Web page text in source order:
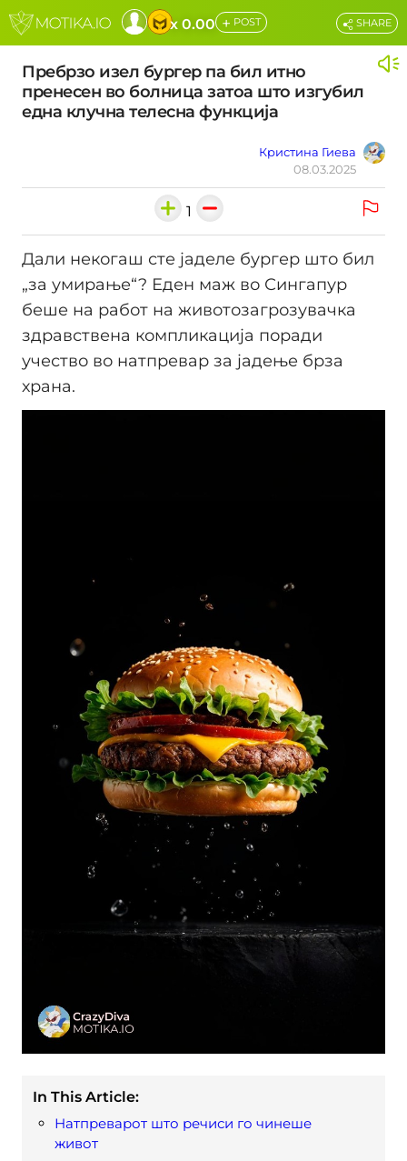
x 0.00 + POST
Пребрзо изел бургер па бил итно
пренесен во болница затоа што изгубил
една клучна телесна функција
Кристина Гиева
08.03.2025
SHARE
1
Дали некогаш сте јаделе бургер што бил
„за умирање“? Еден маж во Сингапур
беше на работ на животозагрозувачка
здравствена компликација поради
учество во натпревар за јадење брза
храна.
In This Article:
Натпреварот што речиси го чинеше
живот